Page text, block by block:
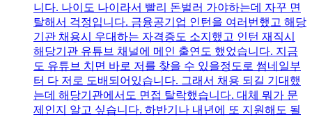
니다. 나이도 나이라서 빨리 돈벌러 가야하는데 자꾸 면
탈해서 걱정입니다. 금융공기업 인턴을 여러번했고 해당
기관 채용시 우대하는 자격증도 소지했고 인턴 재직시
해당기관 유튜브 채널에 메인 출연도 했었습니다. 지금
도 유튜브 치면 바로 저를 찾을 수 있을정도로 썸네일부
터 다 저로 도배되어있습니다. 그래서 채용 되길 기대했
는데 해당기관에서도 면접 탈락했습니다. 대체 뭐가 문
제인지 알고 싶습니다. 하반기나 내년에 또 지원해도 될